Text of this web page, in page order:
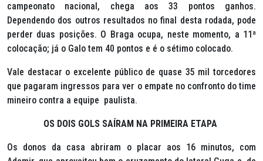
campeonato nacional, chega aos 33 pontos ganhos.
Dependendo dos outros resultados no final desta rodada, pode
perder duas posições. O Braga ocupa, neste momento, a 11ª
colocação; já o Galo tem 40 pontos e é o sétimo colocado.
Vale destacar o excelente público de quase 35 mil torcedores
que pagaram ingressos para ver o empate no confronto do time
mineiro contra a equipe paulista.
OS DOIS GOLS SAÍRAM NA PRIMEIRA ETAPA
Os donos da casa abriram o placar aos 16 minutos, com